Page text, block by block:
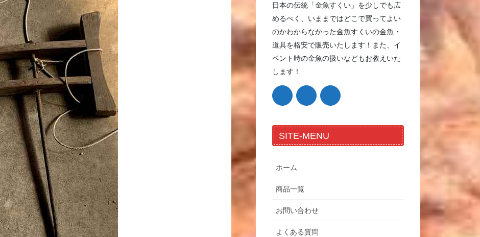
日本の伝統「金魚すくい」を少しでも広
めるべく、いままではどこで買ってよい
のかわからなかった金魚すくいの金魚・
道具を格安で販売いたします！また、イ
ベント時の金魚の扱いなどもお教えいた
します！
SITE-MENU
ホーム
商品一覧
お問い合わせ
よくある質問